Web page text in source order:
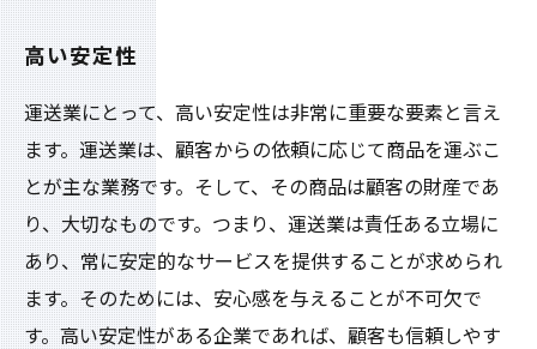
高い安定性
運送業にとって、高い安定性は非常に重要な要素と言え
ます。運送業は、顧客からの依頼に応じて商品を運ぶこ
とが主な業務です。そして、その商品は顧客の財産であ
り、大切なものです。つまり、運送業は責任ある立場に
あり、常に安定的なサービスを提供することが求められ
ます。そのためには、安心感を与えることが不可欠で
す。高い安定性がある企業であれば、顧客も信頼しやす